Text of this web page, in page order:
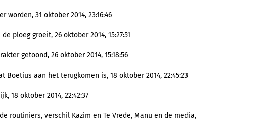
31 oktober 2014, 23:16:46
ploeg groeit, 26 oktober 2014, 15:27:51
getoond, 26 oktober 2014, 15:18:56
aan het terugkomen is, 18 oktober 2014, 22:45:23
18 oktober 2014, 22:42:37
routiniers, verschil Kazim en Te Vrede, Manu en de media,